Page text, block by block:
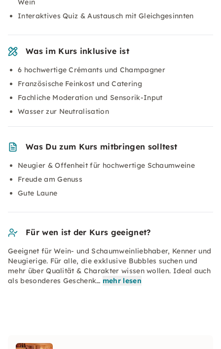
Wein
Interaktives Quiz & Austausch mit Gleichgesinnten
Was im Kurs inklusive ist
6 hochwertige Crémants und Champagner
Französische Feinkost und Catering
Fachliche Moderation und Sensorik-Input
Wasser zur Neutralisation
Was Du zum Kurs mitbringen solltest
Neugier & Offenheit für hochwertige Schaumweine
Freude am Genuss
Gute Laune
Für wen ist der Kurs geeignet?
Geeignet für Wein- und Schaumweinliebhaber, Kenner und
Neugierige. Für alle, die exklusive Bubbles suchen und
mehr über Qualität & Charakter wissen wollen. Ideal auch
als besonderes Geschenk… mehr lesen